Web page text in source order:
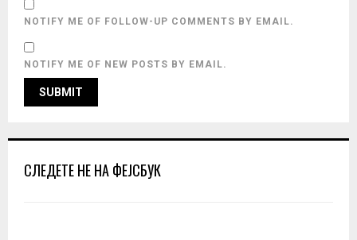
NOTIFY ME OF FOLLOW-UP COMMENTS BY EMAIL.
NOTIFY ME OF NEW POSTS BY EMAIL.
СЛЕДЕТЕ НЕ НА ФЕЈСБУК